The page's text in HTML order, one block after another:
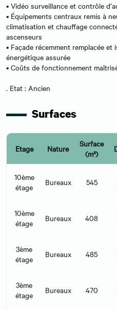
• Vidéo surveillance et contrôle
• Équipements centraux remis à
climatisation et chauffage
ascenseurs
• Façade récemment remplacée et
énergétique assurée
• Coûts de fonctionnement
. Etat : Ancien
Surfaces
Etage Nature
Surface
(m²)
10ème
étage
Bureaux 545
10ème
étage
Bureaux 408
3ème
étage
Bureaux 485
3ème
étage
Bureaux 470